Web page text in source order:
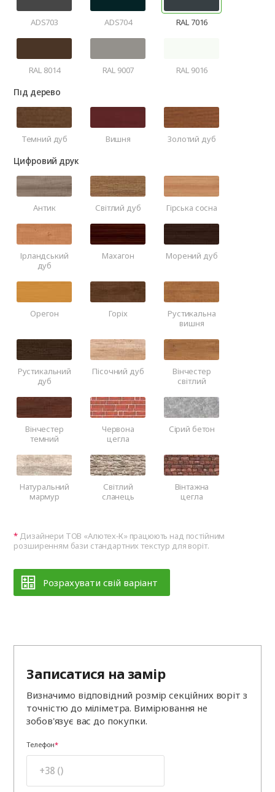
ADS703 ADS704 RAL 7016
RAL 8014 RAL 9007 RAL 9016
Під дерево
Темний дуб Вишня Золотий дуб
Цифровий друк
Антик Світлий дуб Гірська сосна
Ірландський
дуб
Махагон Морений дуб
Орегон Горіх
Рустикальна
вишня
Рустикальний
дуб
Пісочний дуб
Вінчестер
світлий
Вінчестер
темний
Червона
цегла
Сірий бетон
Натуральний
мармур
Світлий
сланець
Вінтажна
цегла
Дизайнери ТОВ «Алютех‑К» працюють над постійним
розширенням бази стандартних текстур для воріт.
Розрахувати свій варіант
Записатися на замір
Визначимо відповідний розмір секційних воріт з
точністю до міліметра. Вимірювання не
зобов'язує вас до покупки.
Телефон